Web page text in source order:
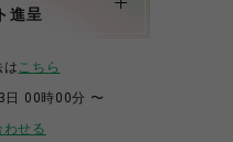
進呈
はこちら
日 00時00分 〜
わせる